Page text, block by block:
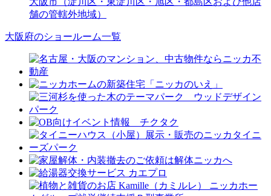
舗の管轄外地域）
大阪府のショールーム一覧